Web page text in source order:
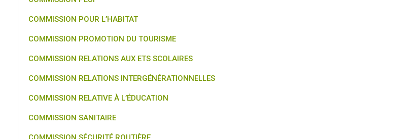
COMMISSION POUR L’HABITAT
COMMISSION PROMOTION DU TOURISME
COMMISSION RELATIONS AUX ETS SCOLAIRES
COMMISSION RELATIONS INTERGÉNÉRATIONNELLES
COMMISSION RELATIVE À L’ÉDUCATION
COMMISSION SANITAIRE